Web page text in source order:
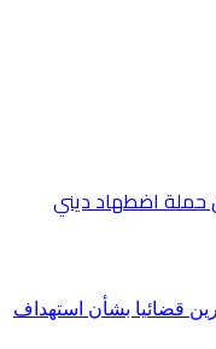
حملة اضطهاد ديني